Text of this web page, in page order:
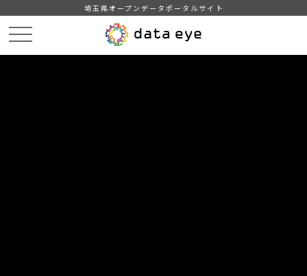
埼玉県オープンデータポータルサイト